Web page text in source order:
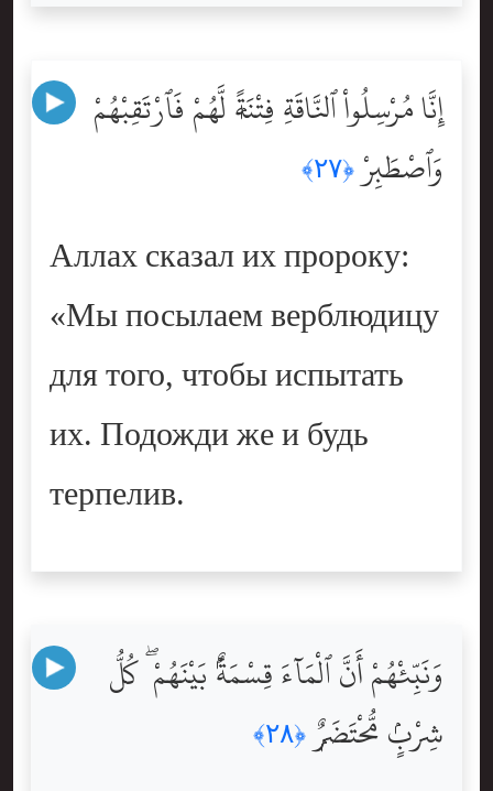
إِنَّا مُرْسِلُواْ ٱلنَّاقَةِ فِتْنَةًۭ لَّهُمْ فَٱرْتَقِبْهُمْ
وَٱصْطَبِرْ﴿٢٧﴾
Аллах сказал их пророку:
«Мы посылаем верблюдицу
для того, чтобы испытать
их. Подожди же и будь
терпелив.
وَنَبِّئْهُمْ أَنَّ ٱلْمَآءَ قِسْمَةٌۢ بَيْنَهُمْ ۖ كُلُّ
شِرْبٍۢ مُّحْتَضَرٌۭ ﴿٢٨﴾